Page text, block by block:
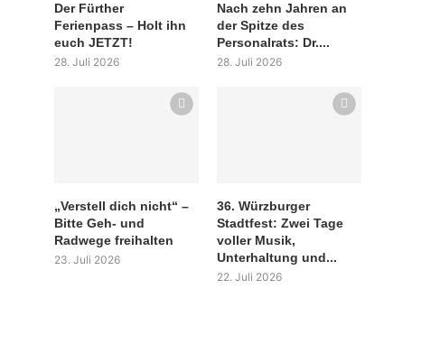
Der Fürther
Ferienpass – Holt ihn
euch JETZT!
28. Juli 2026
Nach zehn Jahren an
der Spitze des
Personalrats: Dr....
28. Juli 2026
„Verstell dich nicht“ –
Bitte Geh- und
Radwege freihalten
23. Juli 2026
36. Würzburger
Stadtfest: Zwei Tage
voller Musik,
Unterhaltung und...
22. Juli 2026